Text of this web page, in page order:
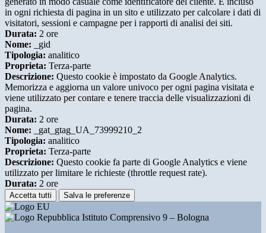
in ogni richiesta di pagina in un sito e utilizzato per calcolare i dati di
visitatori, sessioni e campagne per i rapporti di analisi dei siti.
Durata: 2 ore
Nome: _gid
Tipologia: analitico
Proprieta: Terza-parte
Descrizione: Questo cookie è impostato da Google Analytics.
Memorizza e aggiorna un valore univoco per ogni pagina visitata e
viene utilizzato per contare e tenere traccia delle visualizzazioni di
pagina.
Durata: 2 ore
Nome: _gat_gtag_UA_73999210_2
Tipologia: analitico
Proprieta: Terza-parte
Descrizione: Questo cookie fa parte di Google Analytics e viene
utilizzato per limitare le richieste (throttle request rate).
Durata: 2 ore
Accetta tutti Salva le preferenze
Istituto Comprensivo 9 – Bologna